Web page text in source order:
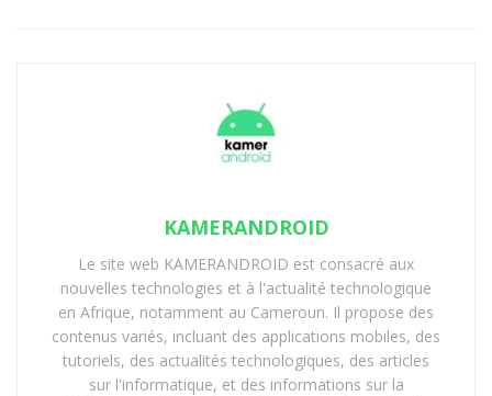
KAMERANDROID
Le site web KAMERANDROID est consacré aux
nouvelles technologies et à l'actualité technologique
en Afrique, notamment au Cameroun. Il propose des
contenus variés, incluant des applications mobiles, des
tutoriels, des actualités technologiques, des articles
sur l'informatique, et des informations sur la